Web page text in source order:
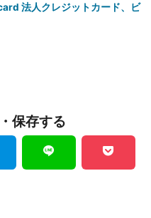
法人クレジットカード、ビ
保存する